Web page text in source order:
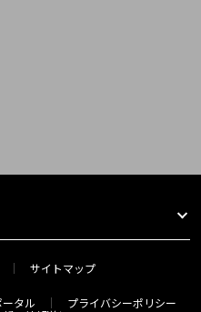
サイトマップ
タル
プライバシーポリシー